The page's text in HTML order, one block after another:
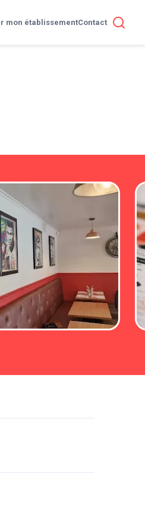
mon établissementContact